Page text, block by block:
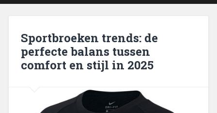
Sportbroeken trends: de
perfecte balans tussen
comfort en stijl in 2025